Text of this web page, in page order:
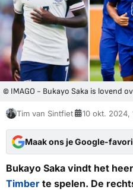
© IMAGO - Bukayo Saka is lovend
Tim van Sintfiet 10 okt. 2024,
Maak ons je Google-
Bukayo Saka vindt het
Timber te spelen. De